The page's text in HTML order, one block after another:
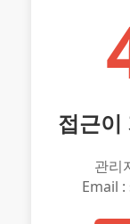
접근이
관리
Email